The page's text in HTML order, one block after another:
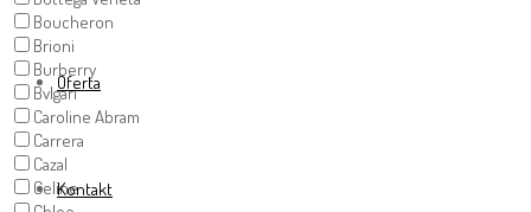
Oferta
Kontakt
Boucheron
Brioni
Burberry
Bvlgari
Caroline Abram
Carrera
Cazal
Celine